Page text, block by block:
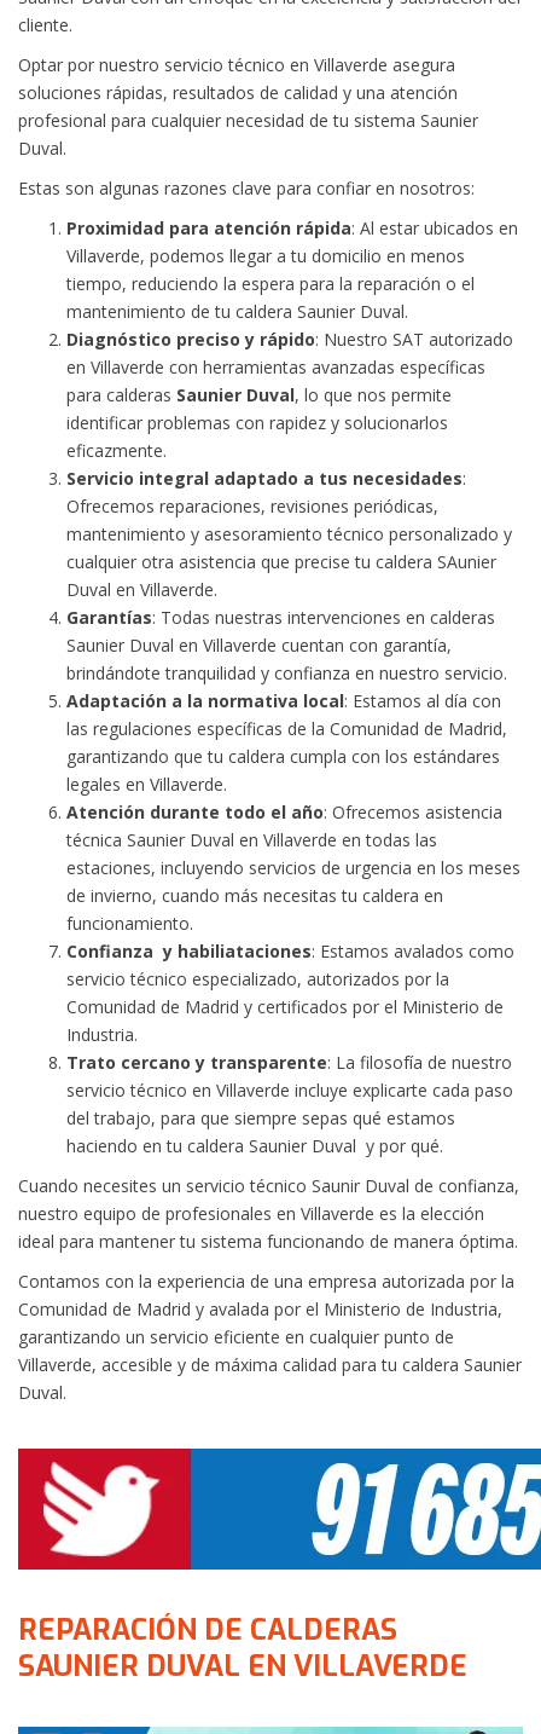
cliente.
Optar por nuestro servicio técnico en Villaverde asegura
soluciones rápidas, resultados de calidad y una atención
profesional para cualquier necesidad de tu sistema Saunier
Duval.
Estas son algunas razones clave para confiar en nosotros:
Proximidad para atención rápida: Al estar ubicados en
Villaverde, podemos llegar a tu domicilio en menos
tiempo, reduciendo la espera para la reparación o el
mantenimiento de tu caldera Saunier Duval.
Diagnóstico preciso y rápido: Nuestro SAT autorizado
en Villaverde con herramientas avanzadas específicas
para calderas Saunier Duval, lo que nos permite
identificar problemas con rapidez y solucionarlos
eficazmente.
Servicio integral adaptado a tus necesidades:
Ofrecemos reparaciones, revisiones periódicas,
mantenimiento y asesoramiento técnico personalizado y
cualquier otra asistencia que precise tu caldera SAunier
Duval en Villaverde.
Garantías: Todas nuestras intervenciones en calderas
Saunier Duval en Villaverde cuentan con garantía,
brindándote tranquilidad y confianza en nuestro servicio.
Adaptación a la normativa local: Estamos al día con
las regulaciones específicas de la Comunidad de Madrid,
garantizando que tu caldera cumpla con los estándares
legales en Villaverde.
Atención durante todo el año: Ofrecemos asistencia
técnica Saunier Duval en Villaverde en todas las
estaciones, incluyendo servicios de urgencia en los meses
de invierno, cuando más necesitas tu caldera en
funcionamiento.
Confianza y habiliataciones: Estamos avalados como
servicio técnico especializado, autorizados por la
Comunidad de Madrid y certificados por el Ministerio de
Industria.
Trato cercano y transparente: La filosofía de nuestro
servicio técnico en Villaverde incluye explicarte cada paso
del trabajo, para que siempre sepas qué estamos
haciendo en tu caldera Saunier Duval y por qué.
Cuando necesites un servicio técnico Saunir Duval de confianza,
nuestro equipo de profesionales en Villaverde es la elección
ideal para mantener tu sistema funcionando de manera óptima.
Contamos con la experiencia de una empresa autorizada por la
Comunidad de Madrid y avalada por el Ministerio de Industria,
garantizando un servicio eficiente en cualquier punto de
Villaverde, accesible y de máxima calidad para tu caldera Saunier
Duval.
REPARACIÓN DE CALDERAS
SAUNIER DUVAL EN VILLAVERDE